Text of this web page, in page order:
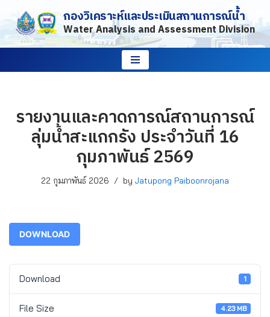
Skip
to
กองวิเคราะห์และประเมินสถานการณ์น้ำ
Water Analysis and Assessment Division
รายงานและคาดการณ์สถานการณ์
ลุ่มน้ำสะแกกรัง ประจำวันที่ 16
กุมภาพันธ์ 2569
22 กุมภาพันธ์ 2026 by Jatupong Paiboonrojana
DOWNLOAD
Download 1
File Size 4.23 MB